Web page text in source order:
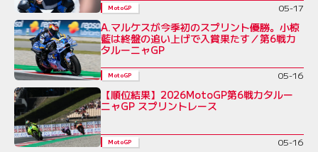
MotoGP 05-17
A.マルケスが今季初のスプリント優勝。小椋
藍は終盤の追い上げで入賞果たす／第6戦カ
タルーニャGP
MotoGP 05-16
【順位結果】2026MotoGP第6戦カタルー
ニャGP スプリントレース
MotoGP 05-16